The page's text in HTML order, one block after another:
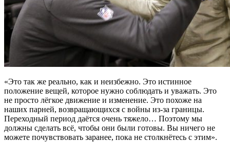
«Это так же реально, как и неизбежно. Это истинное
положение вещей, которое нужно соблюдать и уважать. Это
не просто лёгкое движение и изменение. Это похоже на
наших парней, возвращающихся с войны из-за границы.
Переходный период даётся очень тяжело… Поэтому мы
должны сделать всё, чтобы они были готовы. Вы ничего не
можете почувствовать заранее, пока не столкнётесь с этим».